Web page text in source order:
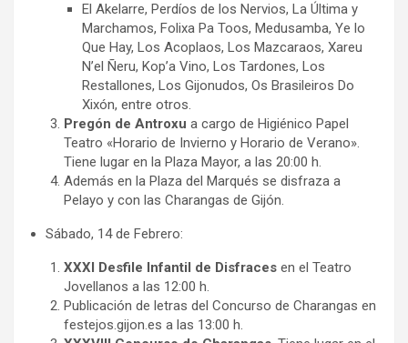
El Akelarre, Perdíos de los Nervios, La Última y
Marchamos, Folixa Pa Toos, Medusamba, Ye lo
Que Hay, Los Acoplaos, Los Mazcaraos, Xareu
N’el Ñeru, Kop’a Vino, Los Tardones, Los
Restallones, Los Gijonudos, Os Brasileiros Do
Xixón, entre otros.
Pregón de Antroxu a cargo de Higiénico Papel
Teatro «Horario de Invierno y Horario de Verano».
Tiene lugar en la Plaza Mayor, a las 20:00 h.
Además en la Plaza del Marqués se disfraza a
Pelayo y con las Charangas de Gijón.
Sábado, 14 de Febrero:
XXXI Desfile Infantil de Disfraces en el Teatro
Jovellanos a las 12:00 h.
Publicación de letras del Concurso de Charangas en
festejos.gijon.es a las 13:00 h.